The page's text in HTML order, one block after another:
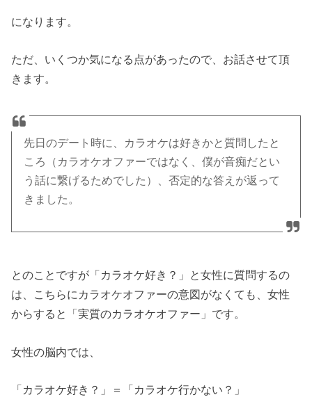
になります。
ただ、いくつか気になる点があったので、お話させて頂
きます。
先日のデート時に、カラオケは好きかと質問したと
ころ（カラオケオファーではなく、僕が音痴だとい
う話に繋げるためでした）、否定的な答えが返って
きました。
とのことですが「カラオケ好き？」と女性に質問するの
は、こちらにカラオケオファーの意図がなくても、女性
からすると「実質のカラオケオファー」です。
女性の脳内では、
「カラオケ好き？」＝「カラオケ行かない？」